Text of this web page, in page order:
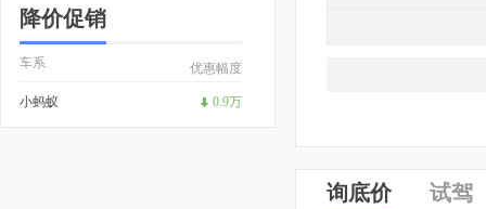
降价促销
车系 优惠幅度
小蚂蚁 0.9万
询底价 试驾